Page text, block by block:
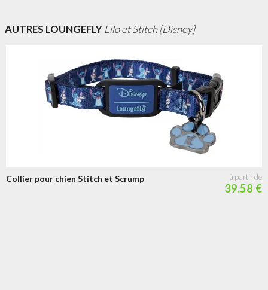
AUTRES LOUNGEFLY Lilo et Stitch [Disney]
Collier pour chien Stitch et Scrump
39.58 €